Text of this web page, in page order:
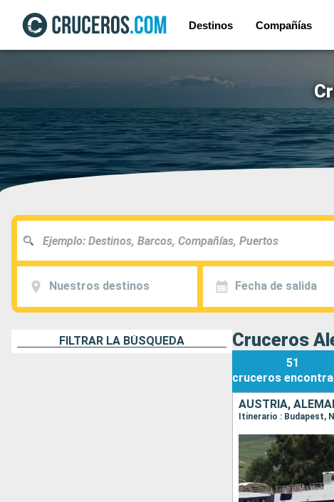
Destinos Compañías
Nuestros destinos Fecha de salida
FILTRAR LA BÚSQUEDA Cruceros
51
cruceros
AUSTRIA,